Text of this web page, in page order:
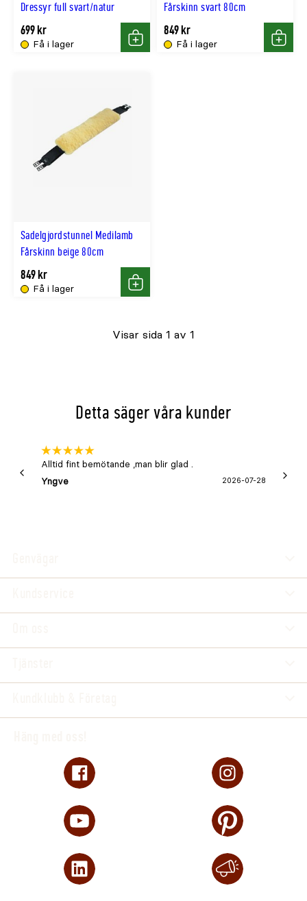
Dressyr full svart/natur
Få i lager
699 kr
Köp
Fårskinn svart 80cm
Få i lager
849 kr
Köp
Sadelgjordstunnel Medilamb
Fårskinn beige 80cm
Få i lager
849 kr
Köp
Visar sida 1 av 1
Detta säger våra kunder
Alltid fint bemötande ,man blir glad .
Yngve
2026-07-28